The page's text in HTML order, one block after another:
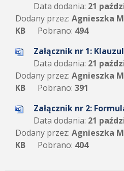
Data dodania: 21
Dodany przez: Agnieszka
KB
Pobrano: 494
Załącznik nr 1:
Data dodania: 21
Dodany przez: Agnieszka
KB
Pobrano: 391
Załącznik nr 2:
Data dodania: 21
Dodany przez: Agnieszka
KB
Pobrano: 404